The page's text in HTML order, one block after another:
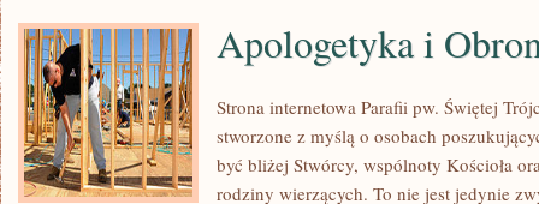
Apologetyka i
Strona internetowa Parafii pw. Świętej
stworzone z myślą o osobach
być bliżej Stwórcy, wspólnoty Kościoła
rodziny wierzących. To nie jest jedynie